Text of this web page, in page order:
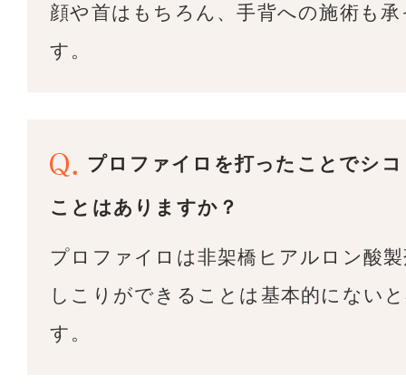
顔や首はもちろん、手背への施術も
す。
プロファイロを打ったことでシ
ことはありますか？
プロファイロは非架橋ヒアルロン酸
しこりができることは基本的にない
す。